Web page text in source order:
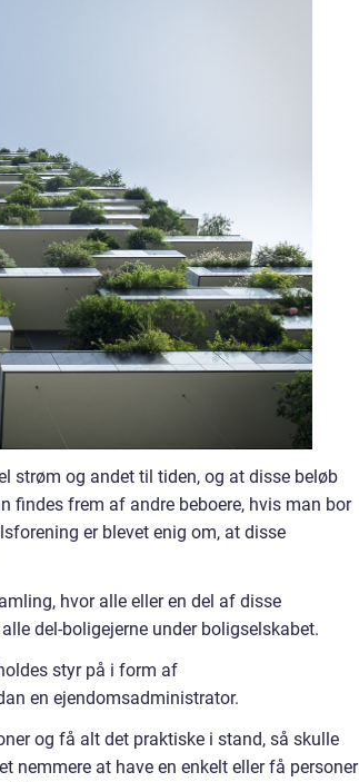
strøm og andet til tiden, og at disse beløb
findes frem af andre beboere, hvis man bor
er blevet enig om, at disse
hvor alle eller en del af disse
del-boligejerne under boligselskabet.
styr på i form af
en ejendomsadministrator.
og få alt det praktiske i stand, så skulle
nemmere at have en enkelt eller få personer